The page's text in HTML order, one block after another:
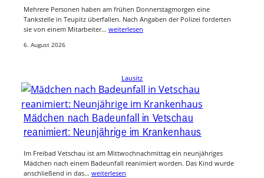
Mehrere Personen haben am frühen Donnerstagmorgen eine
Tankstelle in Teupitz überfallen. Nach Angaben der Polizei forderten
sie von einem Mitarbeiter… weiterlesen
6. August 2026
Lausitz
Mädchen nach Badeunfall in Vetschau
reanimiert: Neunjährige im Krankenhaus
Im Freibad Vetschau ist am Mittwochnachmittag ein neunjähriges
Mädchen nach einem Badeunfall reanimiert worden. Das Kind wurde
anschließend in das… weiterlesen